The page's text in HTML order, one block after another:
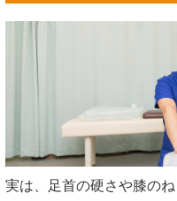
実は、足首の硬さや膝の